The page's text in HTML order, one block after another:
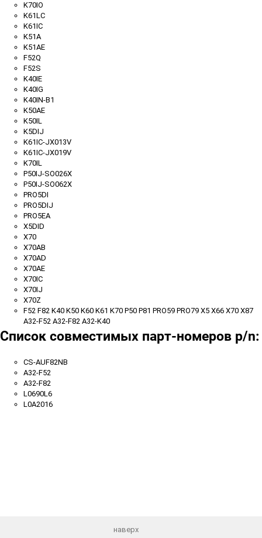
K70IO
K61LC
K61IC
K51A
K51AE
F52Q
F52S
K40IE
K40IG
K40IN-B1
K50AE
K50IL
K5DIJ
K61IC-JX013V
K61IC-JX019V
K70IL
P50IJ-SO026X
P50IJ-SO062X
PRO5DI
PRO5DIJ
PRO5EA
X5DID
X70
X70AB
X70AD
X70AE
X70IC
X70IJ
X70Z
F52 F82 K40 K50 K60 K61 K70 P50 P81 PRO59 PRO79 X5 X66 X70 X87
A32-F52 A32-F82 A32-K40
Список совместимых парт-номеров p/n:
CS-AUF82NB
A32-F52
A32-F82
L0690L6
L0A2016
наверх